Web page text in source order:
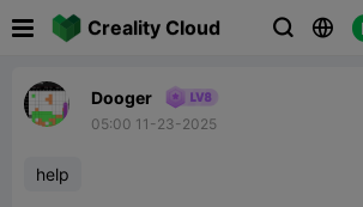
Creality Cloud  
Dooger
05:00 11-23-2025
help